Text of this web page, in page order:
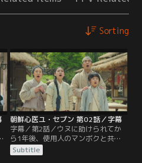
Sorting
朝鮮心医ユ・セプン 第02話／字幕
字幕／第2話／ウヌに助けられてか
ら1年後、使用人のマンボクと共に
放浪を続けるセヨプ。そんな時、川
で溺れるウヌを発見し、昼間出会っ
Subtitle